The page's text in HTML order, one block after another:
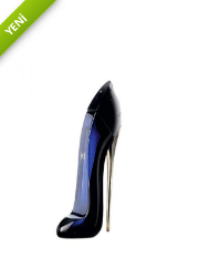
YENİ